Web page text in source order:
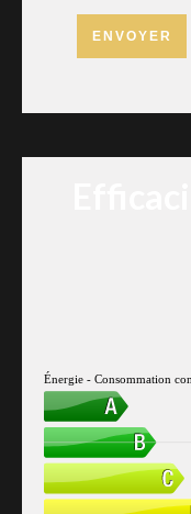
ENVOYER
Énergie - Consommation